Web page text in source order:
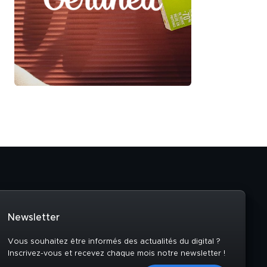
Newsletter
Vous souhaitez être informés des actualités du digital ?
Inscrivez-vous et recevez chaque mois notre newsletter !